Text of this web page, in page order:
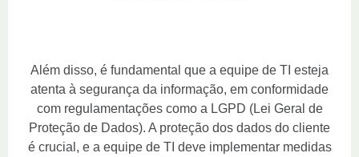
Além disso, é fundamental que a equipe de TI esteja
atenta à segurança da informação, em conformidade
com regulamentações como a LGPD (Lei Geral de
Proteção de Dados). A proteção dos dados do cliente
é crucial, e a equipe de TI deve implementar medidas